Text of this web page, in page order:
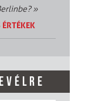
»
ÉRTÉKEK